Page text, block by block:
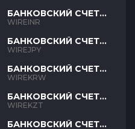
БАНКОВСКИЙ СЧЕТ
INR
WIREINR
БАНКОВСКИЙ СЧЕТ
JPY
WIREJPY
БАНКОВСКИЙ СЧЕТ
KRW
WIREKRW
БАНКОВСКИЙ СЧЕТ
KZT
WIREKZT
БАНКОВСКИЙ СЧЕТ